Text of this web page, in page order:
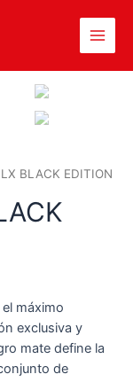
BLACK EDITION
el máximo
exclusiva y
mate define la
de